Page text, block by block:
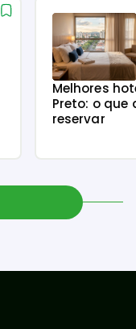
Melhores
Preto: o
reservar